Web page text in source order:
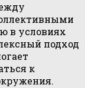
в условиях
подход
к